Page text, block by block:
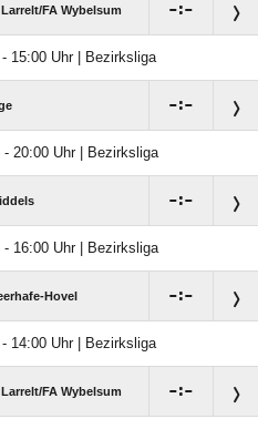
Larrelt/​FA Wybelsum :
15:00 Uhr | Bezirksliga
:
20:00 Uhr | Bezirksliga
:
16:00 Uhr | Bezirksliga
Hovel :
14:00 Uhr | Bezirksliga
Larrelt/​FA Wybelsum :